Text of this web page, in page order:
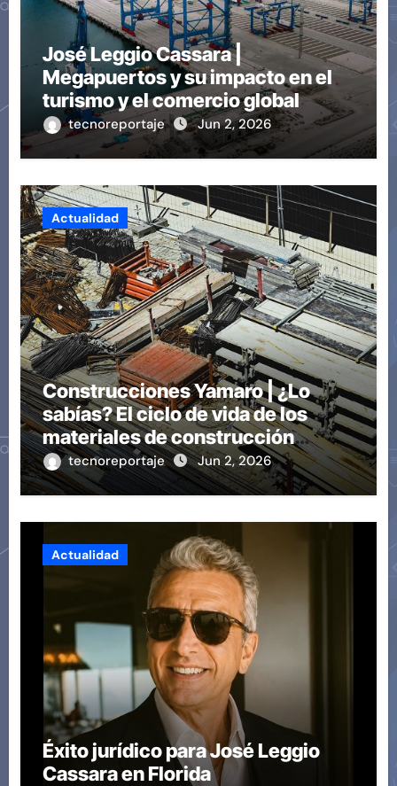
José Leggio Cassara |
Megapuertos y su impacto en el
turismo y el comercio global
tecnoreportaje Jun 2, 2026
Actualidad
Construcciones Yamaro | ¿Lo
sabías? El ciclo de vida de los
materiales de construcción
revoluciona eficiencia en
proyectos modernos
tecnoreportaje Jun 2, 2026
Actualidad
Éxito jurídico para José Leggio
Cassara en Florida